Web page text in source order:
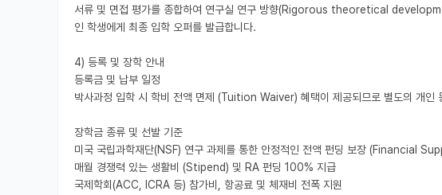
서류 및 면접 평가를 종합하여 연구실 연구 방향(Rigorous theoretical
인 학생에게 최종 입학 오퍼를 발급합니다.
4) 등록 및 장학 안내
등록금 및 납부 일정
박사과정 입학 시 학비 전액 면제 (Tuition Waiver) 혜택이 제공되므로 별도의 개인
장학금 종류 및 선발 기준
미국 국립과학재단(NSF) 연구 과제를 통한 안정적인 전액 펀딩 보장 (Financial
매월 경쟁력 있는 생활비 (Stipend) 및 RA 펀딩 100% 지급
국제학회(ACC, ICRA 등) 참가비, 항공료 및 체재비 전폭 지원